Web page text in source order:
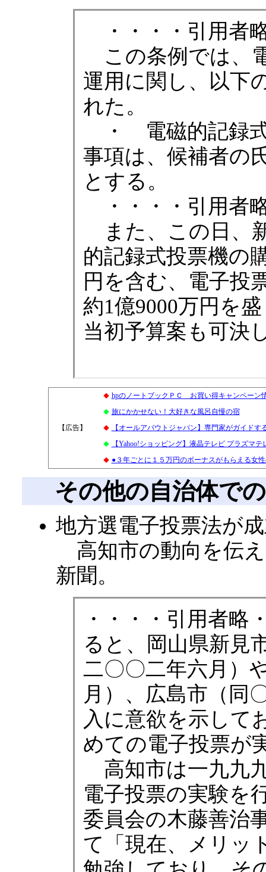
・・・・引用者
この条例では、
運用に関し、以下
れた。
・ 電磁的記録式
事項は、候補者の
とする。
・・・・引用者
また、この日、
的記録式投票機の
円を含む、電子投
約1億9000万円を
当初予算案も可決
【広告】
◆ hpのノートブックＰＣ お買い得キャンペーン
◆ 旅にかかせない！大好きな風呂自慢の宿
◆ 【オールアバウトジャパン】専門家がガイドす
◆ 【Yahoo!ショッピング】液晶テレビ プラズマ
◆ ●３年ごとに１５万円のボーナスがもらえる女
その他の自治体で
地方選電子投票法が
高知市の動向を伝え
新聞。
・・・・引用者略
ると、岡山県新見
二〇〇二年六月）
月）、広島市（同
入に意欲を示して
めての電子投票が
高知市は一九九
電子投票の実験を
委員会の木藤善治
て「現在、メリッ